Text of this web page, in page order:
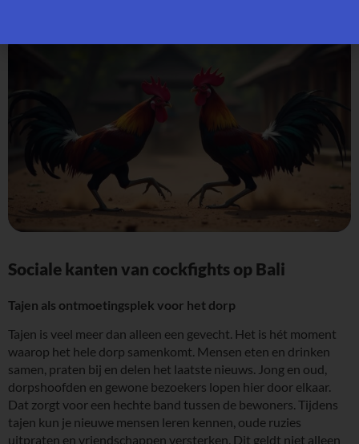
Sociale kanten van cockfights op Bali
Tajen als ontmoetingsplek voor het dorp
Tajen is veel meer dan alleen een gevecht. Het is hét moment
waarop het hele dorp samenkomt. Mensen eten en drinken
samen, praten bij en delen het laatste nieuws. Jong en oud,
dorpshoofden en gewone bezoekers lopen hier door elkaar.
Dat zorgt voor een hechte band tussen de bewoners. Tijdens
tajen kun je nieuwe mensen leren kennen, oude ruzies
uitpraten en vriendschappen versterken. Dit geldt niet alleen